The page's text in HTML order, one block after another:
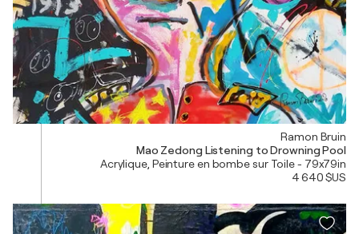
Ramon Bruin
Mao Zedong Listening to Drowning Pool
Acrylique, Peinture en bombe sur Toile - 79x79in
4 640 $US